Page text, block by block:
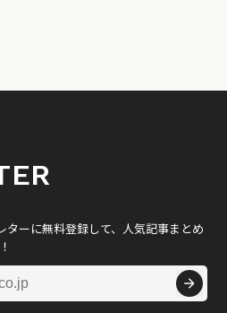
ターに無料登録して、人気記事まとめ